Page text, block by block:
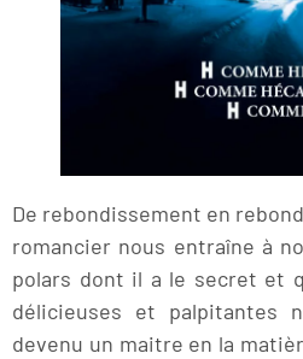
De rebondissement en
romancier nous entraîne à
polars dont il a le secret et
délicieuses et
devenu un maitre en la